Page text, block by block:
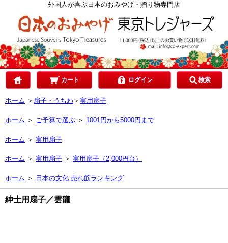
外国人が喜ぶ日本のおみやげ・贈り物専門店
カート ログイン 検索
ホーム ＞ 扇子・うちわ ＞ 実用扇子
ホーム ＞ ご予算で選ぶ ＞ 1001円から5000円まで
ホーム ＞ 実用扇子
ホーム ＞ 実用扇子 ＞ 実用扇子（2,000円台）
ホーム ＞ 日本の文化 売れ筋ランキング
紳士用扇子／雲龍
ご予算で選ぶ
贈り先で選ぶ